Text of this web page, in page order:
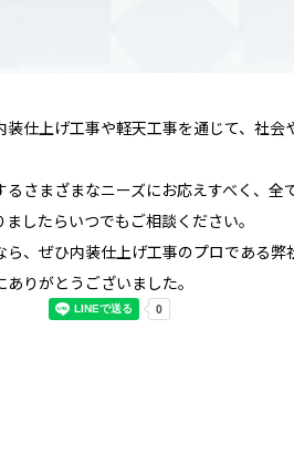
仕上げ工事や軽天工事を通じて、社
さまざまなニーズにお応えすべく、
したらいつでも ご相談 ください。
、ぜひ内装仕上げ工事のプロである弊
りがとうございました。